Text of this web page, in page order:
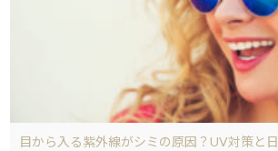
目から入る紫外線がシミの原因？UV対策と